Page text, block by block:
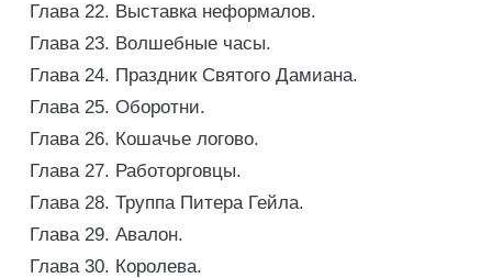
Глава 22. Выставка неформалов.
Глава 23. Волшебные часы.
Глава 24. Праздник Святого Дамиана.
Глава 25. Оборотни.
Глава 26. Кошачье логово.
Глава 27. Работорговцы.
Глава 28. Труппа Питера Гейла.
Глава 29. Авалон.
Глава 30. Королева.